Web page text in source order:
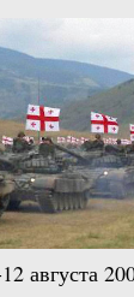
августа